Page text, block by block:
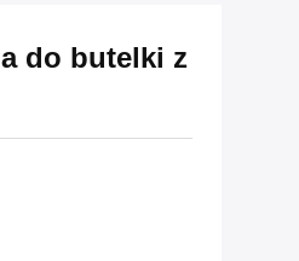
do butelki z